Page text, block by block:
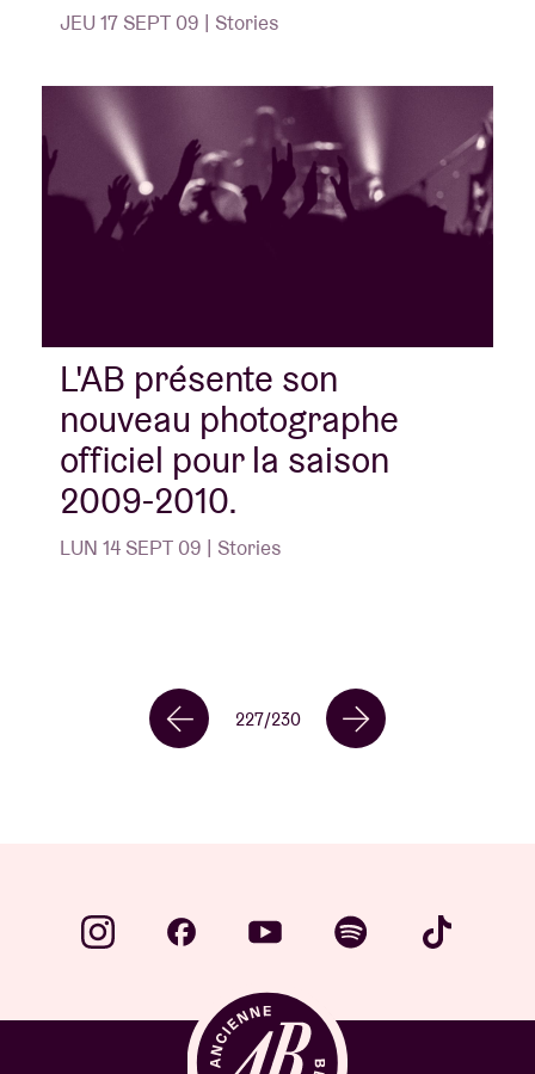
JEU 17 SEPT 09 | Stories
L'AB présente son
nouveau photographe
officiel pour la saison
2009-2010.
LUN 14 SEPT 09 | Stories
227/230